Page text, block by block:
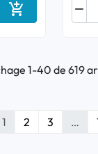
Ajouter au panier

1-40 de 619
1 2 3 …